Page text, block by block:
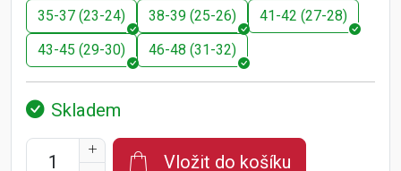
35-37 (23-24) 38-39 (25-26)
41-42 (27-28)
43-45 (29-30)
46-48 (31-32)
Skladem
Vložit do košíku